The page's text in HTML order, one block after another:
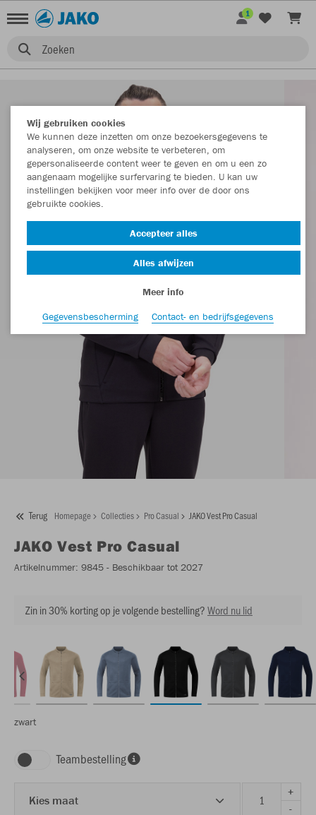
Zoeken
1
Terug Homepage Collecties Pro Casual JAKO Vest Pro Casual
JAKO Vest Pro Casual
Artikelnummer: 9845 - Beschikbaar tot 2027
Zin in 30% korting op je volgende bestelling?Word nu lid
zwart
Teambestelling
Kies maat
+
-
Wij gebruiken cookies
We kunnen deze inzetten om onze bezoekersgegevens te
analyseren, om onze website te verbeteren, om
gepersonaliseerde content weer te geven en om u een zo
aangenaam mogelijke surfervaring te bieden. U kan uw
instellingen bekijken voor meer info over de door ons
gebruikte cookies.
Accepteer alles
Alles afwijzen
Meer info
Gegevensbescherming
Contact- en bedrijfsgegevens